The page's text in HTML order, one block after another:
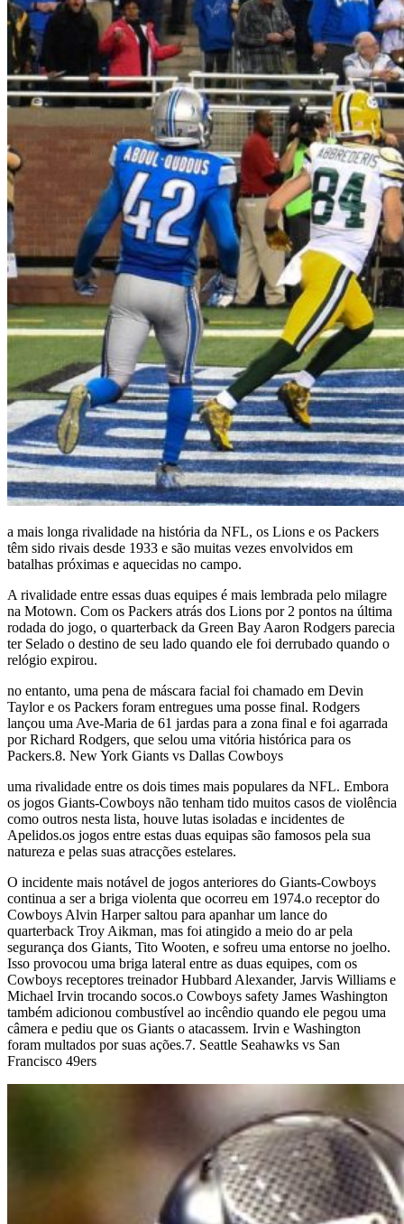
a mais longa rivalidade na história da NFL, os Lions e os Packers
têm sido rivais desde 1933 e são muitas vezes envolvidos em
batalhas próximas e aquecidas no campo.
A rivalidade entre essas duas equipes é mais lembrada pelo milagre
na Motown. Com os Packers atrás dos Lions por 2 pontos na última
rodada do jogo, o quarterback da Green Bay Aaron Rodgers parecia
ter Selado o destino de seu lado quando ele foi derrubado quando o
relógio expirou.
no entanto, uma pena de máscara facial foi chamado em Devin
Taylor e os Packers foram entregues uma posse final. Rodgers
lançou uma Ave-Maria de 61 jardas para a zona final e foi agarrada
por Richard Rodgers, que selou uma vitória histórica para os
Packers.8. New York Giants vs Dallas Cowboys
uma rivalidade entre os dois times mais populares da NFL. Embora
os jogos Giants-Cowboys não tenham tido muitos casos de violência
como outros nesta lista, houve lutas isoladas e incidentes de
Apelidos.os jogos entre estas duas equipas são famosos pela sua
natureza e pelas suas atracções estelares.
O incidente mais notável de jogos anteriores do Giants-Cowboys
continua a ser a briga violenta que ocorreu em 1974.o receptor do
Cowboys Alvin Harper saltou para apanhar um lance do
quarterback Troy Aikman, mas foi atingido a meio do ar pela
segurança dos Giants, Tito Wooten, e sofreu uma entorse no joelho.
Isso provocou uma briga lateral entre as duas equipes, com os
Cowboys receptores treinador Hubbard Alexander, Jarvis Williams e
Michael Irvin trocando socos.o Cowboys safety James Washington
também adicionou combustível ao incêndio quando ele pegou uma
câmera e pediu que os Giants o atacassem. Irvin e Washington
foram multados por suas ações.7. Seattle Seahawks vs San
Francisco 49ers